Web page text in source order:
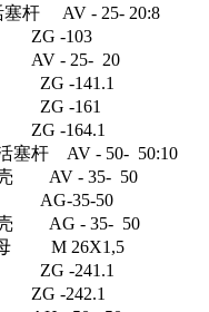
塞杆 AV - 25- 20:8
ZG -103
AV - 25- 20
ZG -141.1
ZG -161
ZG -164.1
塞杆 AV - 50- 50:10
壳 AV - 35- 50
AG-35-50
壳 AG - 35- 50
母 M 26X1,5
ZG -241.1
ZG -242.1